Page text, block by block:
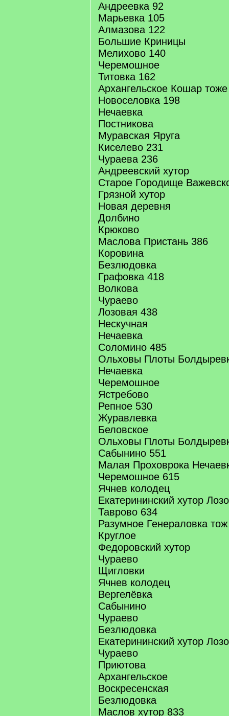
Андреевка 92
Марьевка 105
Алмазова 122
Большие Криницы
Мелихово 140
Черемошное
Титовка 162
Архангельское Кошар
Новоселовка 198
Нечаевка
Постникова
Муравская Яруга
Киселево 231
Чураева 236
Андреевский хутор
Старое Городище
Грязной хутор
Новая деревня
Долбино
Крюково
Маслова Пристань 386
Коровина
Безлюдовка
Графовка 418
Волкова
Чураево
Лозовая 438
Нескучная
Нечаевка
Соломино 485
Ольховы Плоты
Нечаевка
Черемошное
Ястребово
Репное 530
Журавлевка
Беловское
Ольховы Плоты
Сабынино 551
Малая Проховрока
Черемошное 615
Ячнев колодец
Екатерининский хутор
Таврово 634
Разумное Генераловка
Круглое
Федоровский хутор
Чураево
Щигловки
Ячнев колодец
Вергелёвка
Сабынино
Чураево
Безлюдовка
Екатерининский хутор
Чураево
Приютова
Архангельское
Воскресенская
Безлюдовка
Маслов хутор 833